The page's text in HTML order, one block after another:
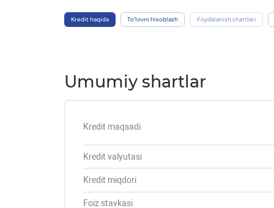
Kredit haqida To’lovni hisoblash Foydalanish shartlari
Umumiy shartlar
Kredit maqsadi
Kredit valyutasi
Kredit miqdori
Foiz stavkasi